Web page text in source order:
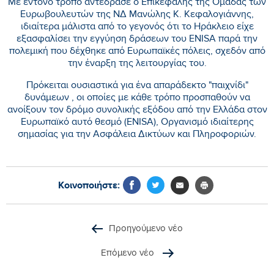
Με έντονο τρόπο αντέδρασε ο Επικεφαλής της Ομάδας των
Ευρωβουλευτών της ΝΔ Μανώλης Κ. Κεφαλογιάννης,
ιδιαίτερα μάλιστα από το γεγονός ότι το Ηράκλειο είχε
εξασφαλίσει την εγγύηση δράσεων του ENISA παρά την
πολεμική που δέχθηκε από Ευρωπαϊκές πόλεις, σχεδόν από
την έναρξη της λειτουργίας του.
Πρόκειται ουσιαστικά για ένα απαράδεκτο "παιχνίδι"
δυνάμεων , οι οποίες με κάθε τρόπο προσπαθούν να
ανοίξουν τον δρόμο συνολικής εξόδου από την Ελλάδα στον
Ευρωπαϊκό αυτό θεσμό (ENISA), Οργανισμό ιδιαίτερης
σημασίας για την Ασφάλεια Δικτύων και Πληροφοριών.
Κοινοποιήστε:
Προηγούμενο νέο
Επόμενο νέο